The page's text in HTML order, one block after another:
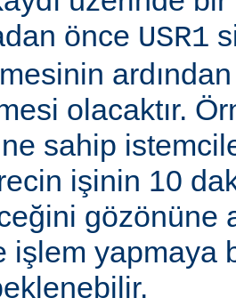
önce USR1
olacaktır.
sahip
işinin 10
gözönüne
işlem yapmaya